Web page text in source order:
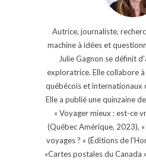
Autrice, journaliste,
machine à idées et
Julie Gagnon se définit
exploratrice. Elle collabore
québécois et internationaux
Elle a publié une quinzaine
« Voyager mieux : est-ce
(Québec Amérique, 2023),
voyages ? » (Éditions de
«Cartes postales du Canada